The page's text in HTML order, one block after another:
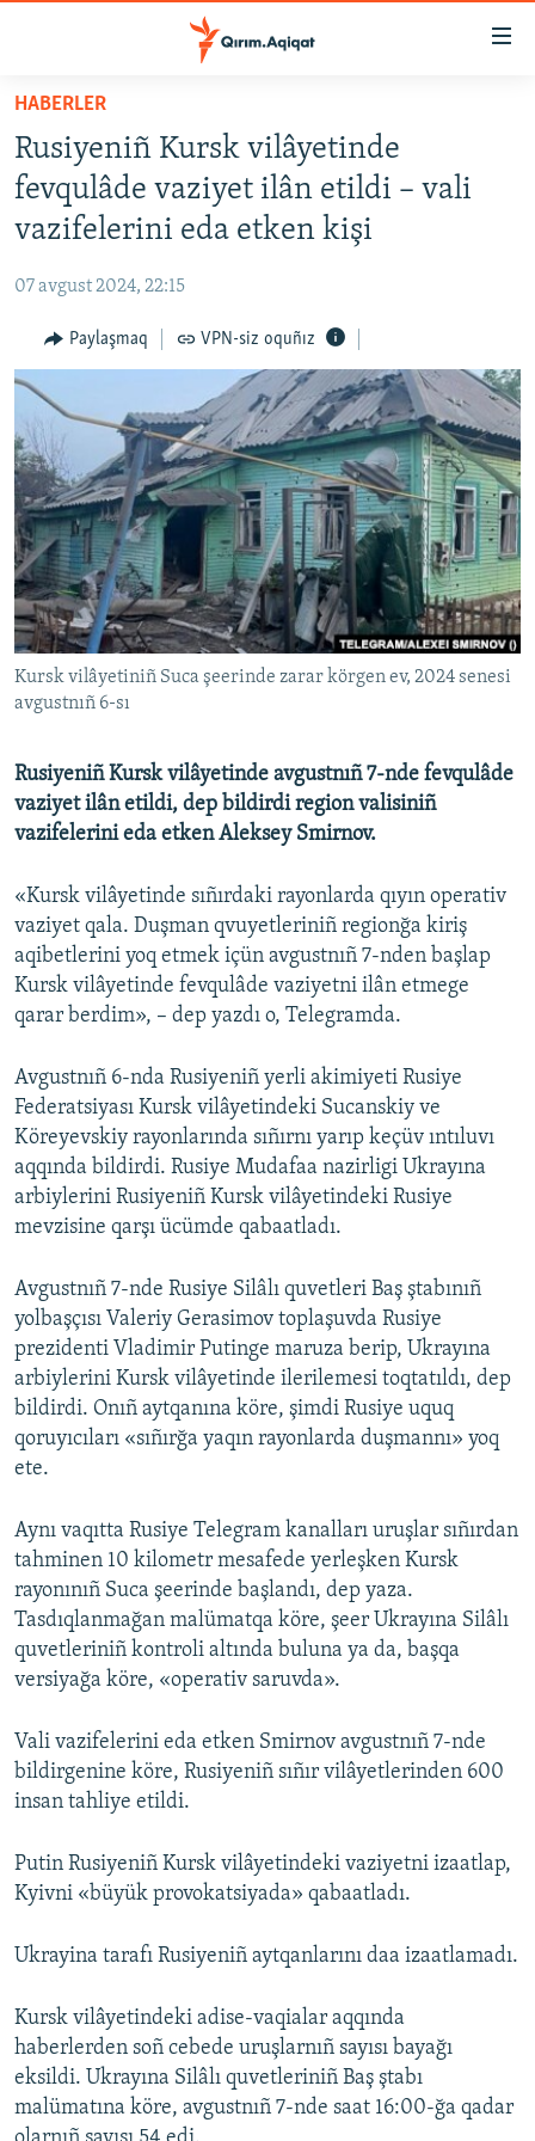
Esas
qaytmaq
Baş
navigatsiyağa
qaytmaq
Qıdıruvğa
qaytmaq
SİYASET
İQTİSADİYAT
MEDENİYET
İNSAN AQLARI
VİDEO
SÜRET
BLOGLAR
FİKİR
Русский
Українською
QOŞULIÑIZ!
RFE/RS bütün saytları
HABERLER
Rusiyeniñ Kursk vilâyetinde
fevqulâde vaziyet ilân etildi – vali
vazifelerini eda etken kişi
07 avgust 2024, 22:15
Paylaşmaq VPN-siz oquñız
Kursk vilâyetiniñ Suca şeerinde zarar körgen ev, 2024 senesi
avgustnıñ 6-sı
Rusiyeniñ Kursk vilâyetinde avgustnıñ 7-nde fevqulâde
vaziyet ilân etildi, dep bildirdi region valisiniñ
vazifelerini eda etken Aleksey Smirnov.
«Kursk vilâyetinde sıñırdaki rayonlarda qıyın operativ
vaziyet qala. Duşman qvuyetleriniñ regionğa kiriş
aqibetlerini yoq etmek içün avgustnıñ 7-nden başlap
Kursk vilâyetinde fevqulâde vaziyetni ilân etmege
qarar berdim», – dep yazdı o, Telegramda.
Avgustnıñ 6-nda Rusiyeniñ yerli akimiyeti Rusiye
Federatsiyası Kursk vilâyetindeki Sucanskiy ve
Köreyevskiy rayonlarında sıñırnı yarıp keçüv ıntıluvı
aqqında bildirdi. Rusiye Mudafaa nazirligi Ukrayına
arbiylerini Rusiyeniñ Kursk vilâyetindeki Rusiye
mevzisine qarşı ücümde qabaatladı.
Avgustnıñ 7-nde Rusiye Silâlı quvetleri Baş ştabınıñ
yolbaşçısı Valeriy Gerasimov toplaşuvda Rusiye
prezidenti Vladimir Putinge maruza berip, Ukrayına
arbiylerini Kursk vilâyetinde ilerilemesi toqtatıldı, dep
bildirdi. Onıñ aytqanına köre, şimdi Rusiye uquq
qoruyıcıları «sıñırğa yaqın rayonlarda duşmannı» yoq
ete.
Aynı vaqıtta Rusiye Telegram kanalları uruşlar sıñırdan
tahminen 10 kilometr mesafede yerleşken Kursk
rayonınıñ Suca şeerinde başlandı, dep yaza.
Tasdıqlanmağan malümatqa köre, şeer Ukrayına Silâlı
quvetleriniñ kontroli altında buluna ya da, başqa
versiyağa köre, «operativ saruvda».
Vali vazifelerini eda etken Smirnov avgustnıñ 7-nde
bildirgenine köre, Rusiyeniñ sıñır vilâyetlerinden 600
insan tahliye etildi.
Putin Rusiyeniñ Kursk vilâyetindeki vaziyetni izaatlap,
Kyivni «büyük provokatsiyada» qabaatladı.
Ukrayina tarafı Rusiyeniñ aytqanlarını daa izaatlamadı.
Kursk vilâyetindeki adise-vaqialar aqqında
haberlerden soñ cebede uruşlarnıñ sayısı bayağı
eksildi. Ukrayına Silâlı quvetleriniñ Baş ştabı
malümatına köre, avgustnıñ 7-nde saat 16:00-ğa qadar